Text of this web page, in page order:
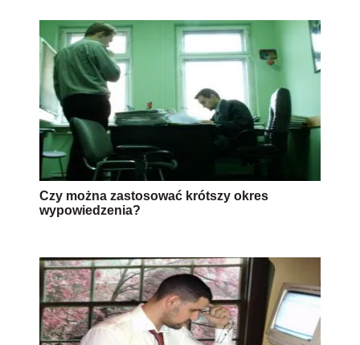
Czy można zastosować krótszy okres
wypowiedzenia?